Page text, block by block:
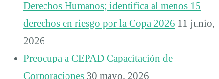
Derechos Humanos; identifica al menos 15
derechos en riesgo por la Copa 2026 11 junio,
2026
Preocupa a CEPAD Capacitación de
Corporaciones 30 mayo, 2026